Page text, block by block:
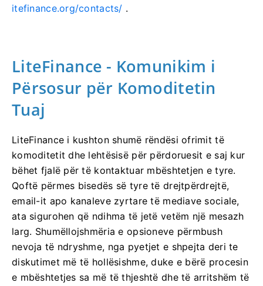
itefinance.org/contacts/ .
LiteFinance - Komunikim i
Përsosur për Komoditetin
Tuaj
LiteFinance i kushton shumë rëndësi ofrimit të
komoditetit dhe lehtësisë për përdoruesit e saj kur
bëhet fjalë për të kontaktuar mbështetjen e tyre.
Qoftë përmes bisedës së tyre të drejtpërdrejtë,
email-it apo kanaleve zyrtare të mediave sociale,
ata sigurohen që ndihma të jetë vetëm një mesazh
larg. Shumëllojshmëria e opsioneve përmbush
nevoja të ndryshme, nga pyetjet e shpejta deri te
diskutimet më të hollësishme, duke e bërë procesin
e mbështetjes sa më të thjeshtë dhe të arritshëm të